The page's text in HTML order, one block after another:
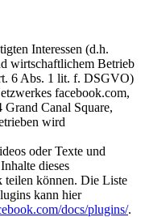
Interessen (d.h.
wirtschaftlichem Betrieb
6 Abs. 1 lit. f. DSGVO)
facebook.com,
Canal Square,
wird
oder Texte und
dieses
teilen können. Die Liste
kann hier
docs/plugins/.